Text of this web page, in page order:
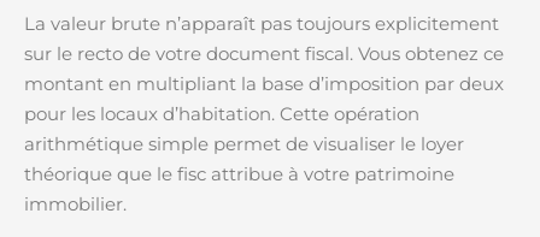
La valeur brute n’apparaît pas toujours explicitement
sur le recto de votre document fiscal. Vous obtenez ce
montant en multipliant la base d’imposition par deux
pour les locaux d’habitation. Cette opération
arithmétique simple permet de visualiser le loyer
théorique que le fisc attribue à votre patrimoine
immobilier.